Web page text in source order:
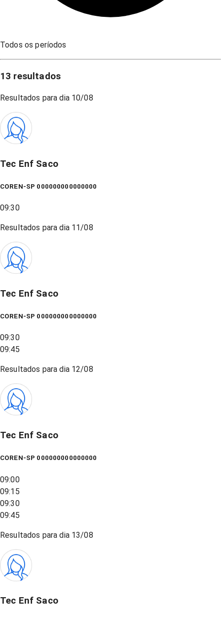
Todos os períodos
13 resultados
Resultados para dia 10/08
Tec Enf Saco
COREN-SP 000000000000000
09:30
Resultados para dia 11/08
Tec Enf Saco
COREN-SP 000000000000000
09:30
09:45
Resultados para dia 12/08
Tec Enf Saco
COREN-SP 000000000000000
09:00
09:15
09:30
09:45
Resultados para dia 13/08
Tec Enf Saco